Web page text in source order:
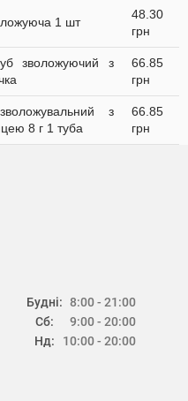
1 шт
48.30
грн
зволожуючий з
66.85
грн
з
8 г 1 туба
66.85
грн
Будні:
Сб:
Нд:
8:00 - 21:00
9:00 - 20:00
10:00 - 20:00